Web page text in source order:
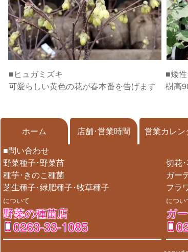
■ヒュガミズキ
可愛らしい黄色の花が春本番を告げます
■矮
樹高
ホーム 店舗･営業時間 営業カレン
■問い合わせ
野菜種子･野菜苗
種芋･きのこ種菌
芝生種子･緑肥種子･牧草種子
について
野菜の種苗店
0263-33-1085
切花
ガー
フラ
につい
ガ